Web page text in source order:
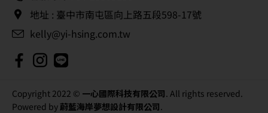
地址 : 臺中市南屯區向上路五段598-17號
kelly@yi-hsing.com.tw
Copyright 2022 © 一心國際科技有限公司. All rights reserved.
Powered by 蔚藍海岸夢想設計有限公司.